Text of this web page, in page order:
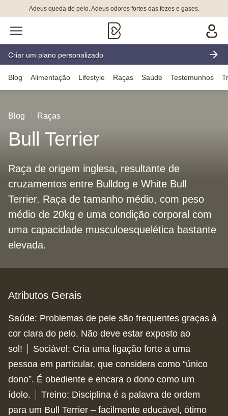
Adeus queda de pelo. Adeus odores fortes das fezes e gases.
Criar um plano personalizado
Blog Alimentação Lifestyle Raças Saúde Testemunhos
Blog Raças
Bull Terrier
Raça de origem inglesa, resultante de
cruzamentos entre Bulldog e White Bull
Terrier. Raça de tamanho médio, com peso
médio de 20kg e uma condição corporal com
uma capacidade musculoesquelética bastante
elevada.
Atributos Gerais
Saúde: Problemas de pele são frequentes graças à
cor clara do pelo. Não deve estar exposto ao
sol!
Sociável : Cria uma ligação forte a uma
pessoa em particular, que considera como “único
dono”. É obediente e encara o dono como um
ídolo.
Treino: Disciplina é a palavra de ordem
para um Bull Terrier – facilmente educável, ótimo